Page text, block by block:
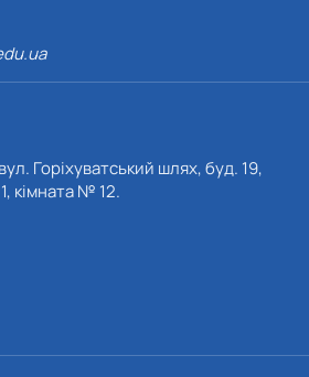
Горіхуватський шлях, буд. 19,
кімната № 12.